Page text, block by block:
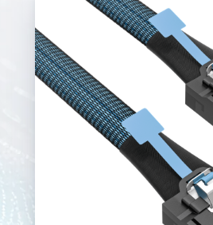
한국어
Deutsch
Português